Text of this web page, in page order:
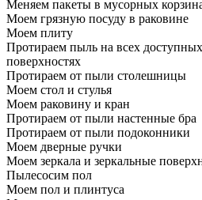
Меняем пакеты в мусорных
Моем грязную посуду в раковине
Моем плиту
Протираем пыль на всех
поверхностях
Протираем от пыли столешницы
Моем стол и стулья
Моем раковину и кран
Протираем от пыли настенные бра
Протираем от пыли подоконники
Моем дверные ручки
Моем зеркала и зеркальные
Пылесосим пол
Моем пол и плинтуса